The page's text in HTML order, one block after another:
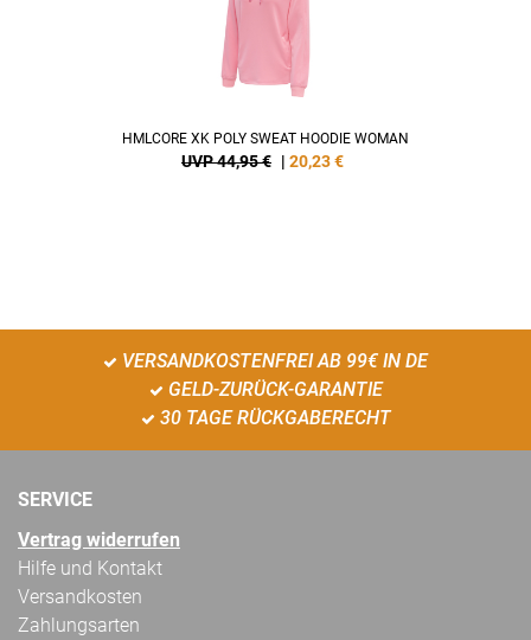
HMLCORE XK POLY SWEAT HOODIE WOMAN
UVP 44,95 € | 20,23€
VERSANDKOSTENFREI AB 99€ IN DE
GELD-ZURÜCK-GARANTIE
30 TAGE RÜCKGABERECHT
SERVICE
Vertrag widerrufen
Hilfe und Kontakt
Versandkosten
Zahlungsarten